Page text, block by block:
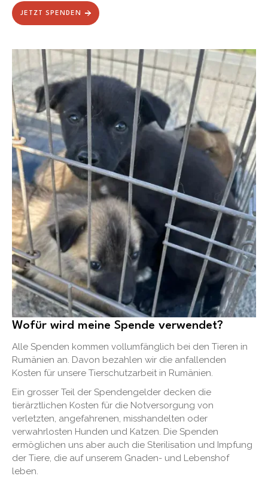
JETZT SPENDEN
Wofür wird meine Spende verwendet?
Alle Spenden kommen vollumfänglich bei den Tieren in
Rumänien an. Davon bezahlen wir die anfallenden
Kosten für unsere Tierschutzarbeit in Rumänien.
Ein grosser Teil der Spendengelder decken die
tierärztlichen Kosten für die Notversorgung von
verletzten, angefahrenen, misshandelten oder
verwahrlosten Hunden und Katzen. Die Spenden
ermöglichen uns aber auch die Sterilisation und Impfung
der Tiere, die auf unserem Gnaden- und Lebenshof
leben.